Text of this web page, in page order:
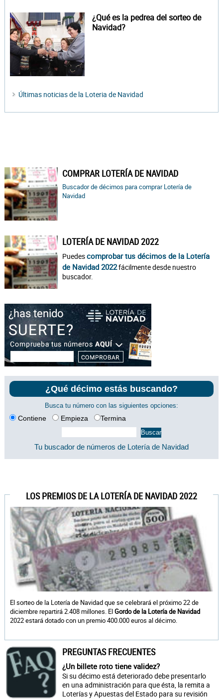
¿Qué es la pedrea del sorteo de
Navidad?
Últimas noticias de la Loteria de Navidad
COMPRAR LOTERÍA DE NAVIDAD
Buscador de décimos para comprar Lotería de
Navidad
LOTERÍA DE NAVIDAD 2022
Puedescomprobar tus décimos de la Lotería
de Navidad 2022fácilmente desde nuestro
buscador.
¿Qué décimo estás buscando?
Busca tu número con las siguientes opciones:
Contiene Empieza Termina
Tu buscador de números de Lotería de Navidad
LOS PREMIOS DE LA LOTERÍA DE NAVIDAD 2022
El sorteo de la Lotería de Navidad que se celebrará el próximo 22 de
diciembre repartirá 2.408 millones. ElGordo de la Lotería de Navidad
2022 estará dotado con un premio 400.000 euros al décimo.
PREGUNTAS FRECUENTES
¿Un billete roto tiene validez?
Si su décimo está deteriorado debe presentarlo
en una administración para que ésta, la remita a
Loterías y Apuestas del Estado para su revisión